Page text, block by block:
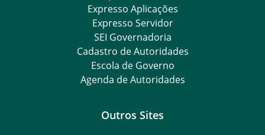
Expresso Aplicações
Expresso Servidor
SEI Governadoria
Cadastro de Autoridades
Escola de Governo
Agenda de Autoridades
Outros Sites